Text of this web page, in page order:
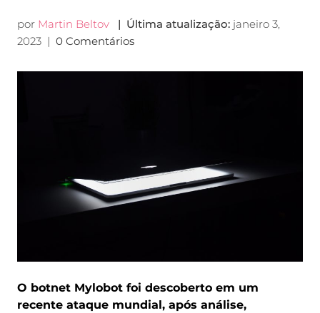
por Martin Beltov | Última atualização: janeiro 3,
2023| 0 Comentários
O botnet Mylobot foi descoberto em um
recente ataque mundial, após análise,